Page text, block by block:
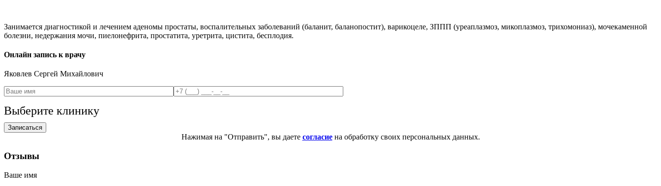
Занимается диагностикой и лечением аденомы простаты, воспалительных заболеваний (баланит, баланопостит), варикоцеле, ЗППП (уреаплазмоз, микоплазмоз, трихомониаз), мочекаменной
болезни, недержания мочи, пиелонефрита, простатита, уретрита, цистита, бесплодия.
Онлайн запись к врачу
Яковлев Сергей Михайлович
Выберите клинику
Нажимая на "Отправить", вы даете согласиена обработку своих персональных данных.
Отзывы
Ваше имя